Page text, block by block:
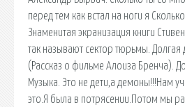
перед тем как встал на ноги я
Знаменитая экранизация книги
так называют сектор тюрьмы.
(Рассказ о фильме Алоиза Бренча).
Музыка. Это не дети,а демоны!!!Нам
это.Я была в потрясении.Потом мы